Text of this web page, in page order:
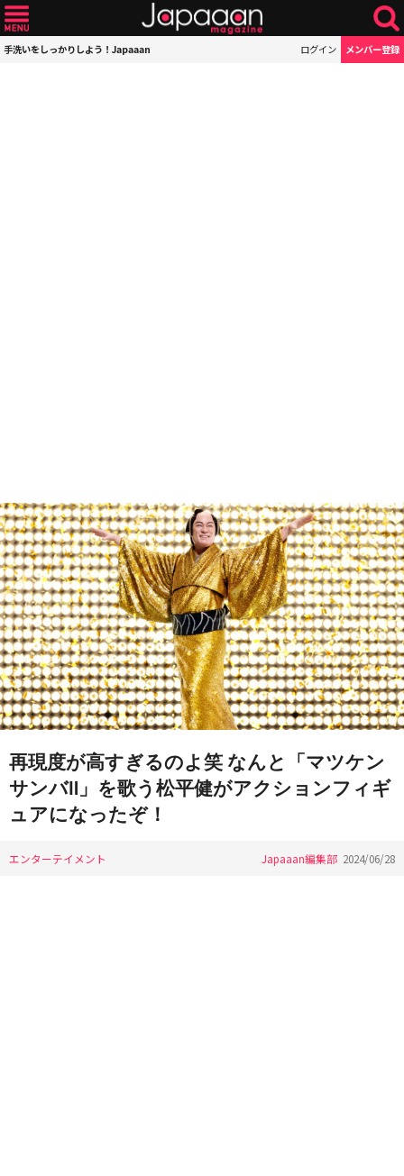
手洗いをしっかりしよう！Japaaan ログイン メンバー登録
再現度が高すぎるのよ笑 なんと「マツケン
サンバⅡ」を歌う松平健がアクションフィギ
ュアになったぞ！
エンターテイメント Japaaan編集部 2024/06/28